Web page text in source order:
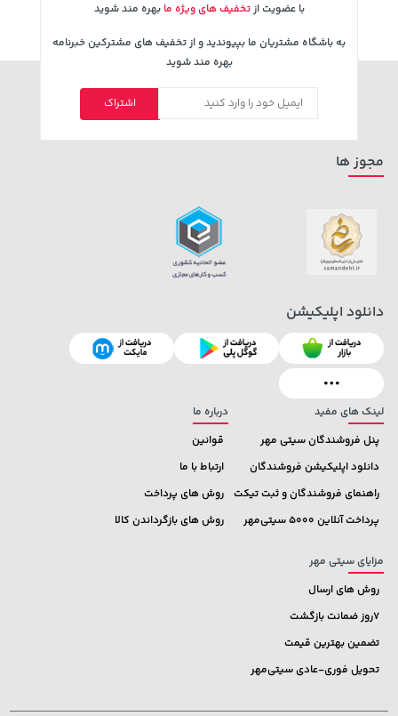
57,280,000 تومان خرید 145,000 تومان
2,399,500 تومان
2,800,000
خرید 2,729,000 تومان
با عضویت ازتخفیف های ویژه ما بهره مند شوید
به باشگاه مشتریان ما بپیوندید و از تخفیف های مشترکین خبرنامه
بهره مند شوید
اشتراک
لینک های مفید
پنل فروشندگان سیتی مهر
دانلود اپلیکیشن فروشندگان
راهنمای فروشندگان و ثبت تیکت
پرداخت آنلاین 5000 سیتی‌مهر
درباره ما
قوانین
ارتباط با ما
روش های پرداخت
روش های بازگرداندن کالا
مزایای سیتی مهر
روش های ارسال
7روز ضمانت بازگشت
تضمین بهترین قیمت
تحویل فوری-عادی سیتی‌مهر
مجوز ها
دانلود اپلیکیشن